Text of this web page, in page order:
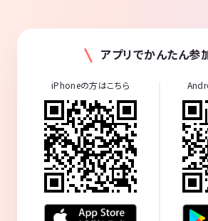
アプリでかんたん参
iPhoneの方はこちら